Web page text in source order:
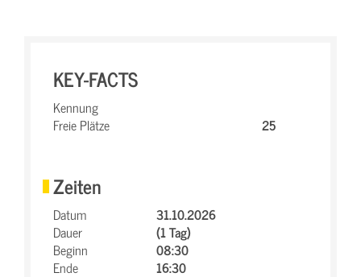
KEY-FACTS
Kennung
Freie Plätze
25
Zeiten
Datum
31.10.2026
Dauer
(1 Tag)
Beginn
08:30
Ende
16:30